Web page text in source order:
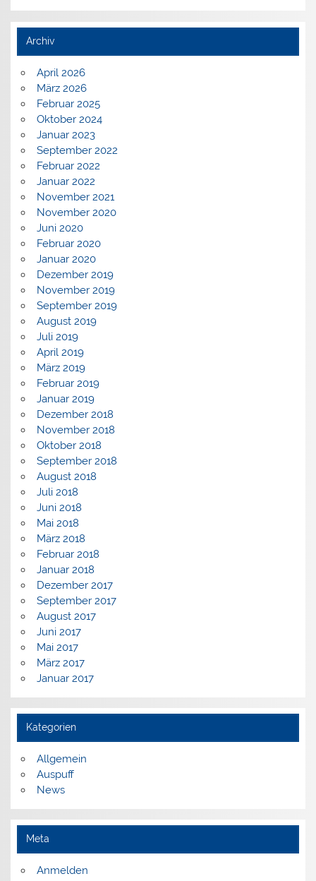
Archiv
April 2026
März 2026
Februar 2025
Oktober 2024
Januar 2023
September 2022
Februar 2022
Januar 2022
November 2021
November 2020
Juni 2020
Februar 2020
Januar 2020
Dezember 2019
November 2019
September 2019
August 2019
Juli 2019
April 2019
März 2019
Februar 2019
Januar 2019
Dezember 2018
November 2018
Oktober 2018
September 2018
August 2018
Juli 2018
Juni 2018
Mai 2018
März 2018
Februar 2018
Januar 2018
Dezember 2017
September 2017
August 2017
Juni 2017
Mai 2017
März 2017
Januar 2017
Kategorien
Allgemein
Auspuff
News
Meta
Anmelden